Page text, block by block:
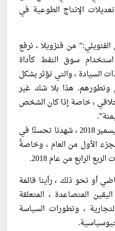
الإنتاج الطوعية في
من فنزويلا ، نرفع
سوق النفط كأداة
السيادة ، والتي تؤثر بشكل
وتطورهم. هذا بلا شك غير
، خاصة إذا كان الشخص
منذ اجتماعنا الأخير في ديسمبر 2018 ، شهدنا تحسنًا في
الأول من العام ، وخاصةً
الرابع من عام 2018.
أو نحو ذلك ، رأينا قائمة
المتصاعدة ، المتعلقة
، وتطورات السياسة